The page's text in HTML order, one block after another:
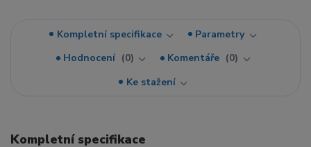
Kompletní specifikace
Parametry
Hodnocení
0 Komentáře
0
Ke stažení
Kompletní specifikace